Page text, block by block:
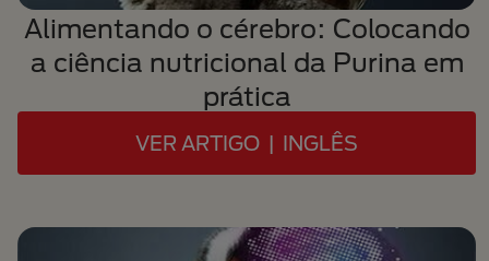
Alimentando o cérebro: Colocando
a ciência nutricional da Purina em
prática
VER ARTIGO | INGLÊS